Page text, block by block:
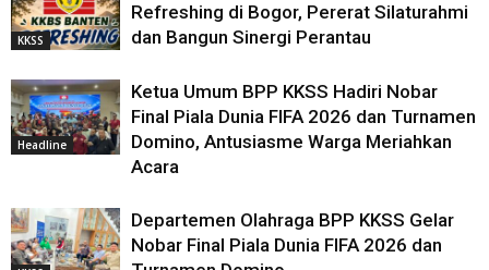
KKSS
Refreshing di Bogor, Pererat Silaturahmi
dan Bangun Sinergi Perantau
Headline
Ketua Umum BPP KKSS Hadiri Nobar
Final Piala Dunia FIFA 2026 dan Turnamen
Domino, Antusiasme Warga Meriahkan
Acara
Departemen Olahraga BPP KKSS Gelar
Nobar Final Piala Dunia FIFA 2026 dan